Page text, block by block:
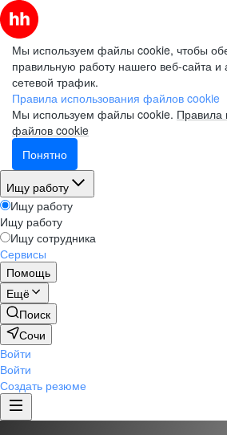
Мы используем файлы cookie, чтобы
правильную работу нашего веб-сайта и
сетевой трафик.
Правила использования файлов cookie
Мы используем файлы cookie. Правила
файлов cookie
Понятно
Ищу работу
Ищу работу
Ищу работу
Ищу сотрудника
Сервисы
Помощь
Ещё
Поиск
Сочи
Войти
Войти
Создать резюме